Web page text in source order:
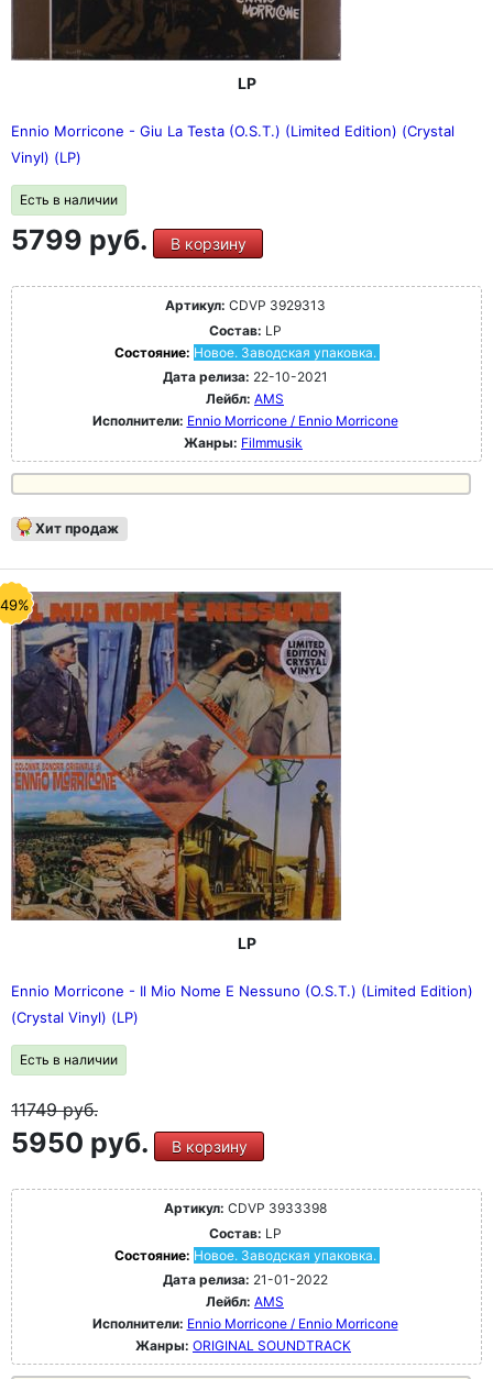
LP
Ennio Morricone - Giu La Testa (O.S.T.) (Limited Edition) (Crystal
Vinyl) (LP)
Есть в наличии
5799 руб. В корзину
Артикул: CDVP 3929313
Состав: LP
Состояние: Новое. Заводская упаковка.
Дата релиза: 22-10-2021
Лейбл: AMS
Исполнители: Ennio Morricone / Ennio Morricone
Жанры: Filmmusik
Хит продаж
LP
Ennio Morricone - Il Mio Nome E Nessuno (O.S.T.) (Limited Edition)
(Crystal Vinyl) (LP)
Есть в наличии
11749руб.
5950 руб. В корзину
Артикул: CDVP 3933398
Состав: LP
Состояние: Новое. Заводская упаковка.
Дата релиза: 21-01-2022
Лейбл: AMS
Исполнители: Ennio Morricone / Ennio Morricone
Жанры: ORIGINAL SOUNDTRACK